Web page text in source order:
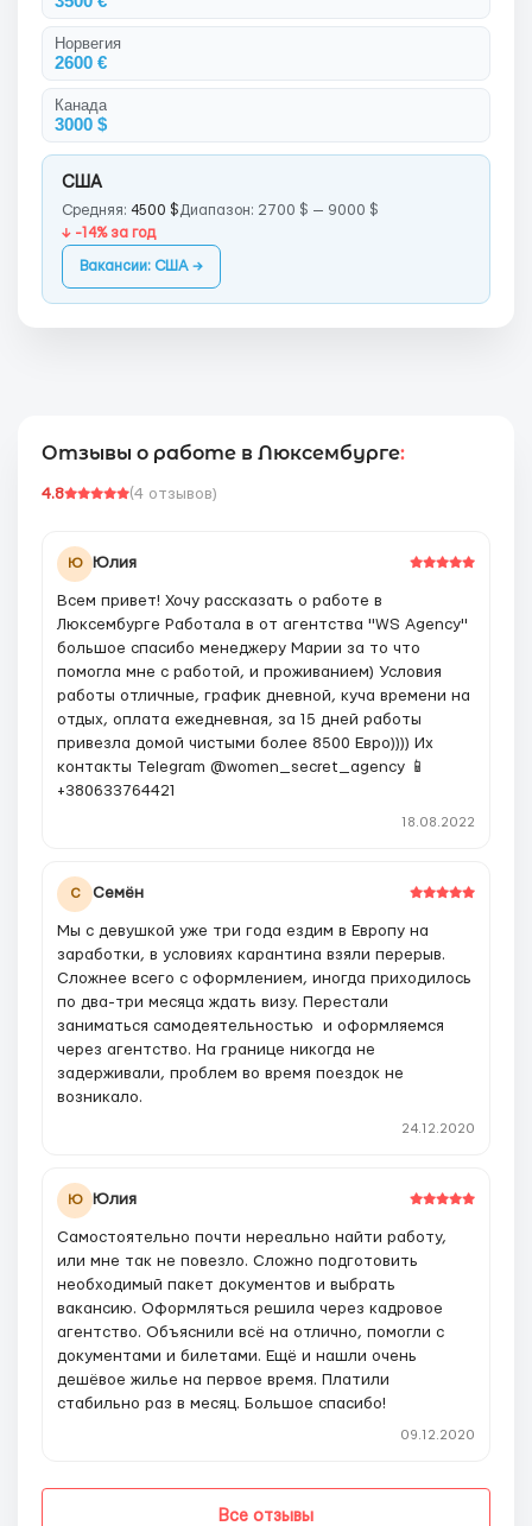
Норвегия
2600 €
Канада
3000 $
США
Средняя: 4500 $ Диапазон: 2700 $ — 9000 $
↓ -14% за год
Вакансии: США →
Отзывы о работе в Люксембурге:
4.8 (4 отзывов)
Ю Юлия
Всем привет! Хочу рассказать о работе в
Люксембурге Работала в от агентства "WS Agency"
большое спасибо менеджеру Марии за то что
помогла мне с работой, и проживанием) Условия
работы отличные, график дневной, куча времени на
отдых, оплата ежедневная, за 15 дней работы
привезла домой чистыми более 8500 Евро)))) Их
контакты Telegram @women_secret_agency 📱
+380633764421
18.08.2022
С Семён
Мы с девушкой уже три года ездим в Европу на
заработки, в условиях карантина взяли перерыв.
Сложнее всего с оформлением, иногда приходилось
по два-три месяца ждать визу. Перестали
заниматься самодеятельностью и оформляемся
через агентство. На границе никогда не
задерживали, проблем во время поездок не
возникало.
24.12.2020
Ю Юлия
Самостоятельно почти нереально найти работу,
или мне так не повезло. Сложно подготовить
необходимый пакет документов и выбрать
вакансию. Оформляться решила через кадровое
агентство. Объяснили всё на отлично, помогли с
документами и билетами. Ещё и нашли очень
дешёвое жилье на первое время. Платили
стабильно раз в месяц. Большое спасибо!
09.12.2020
Все отзывы